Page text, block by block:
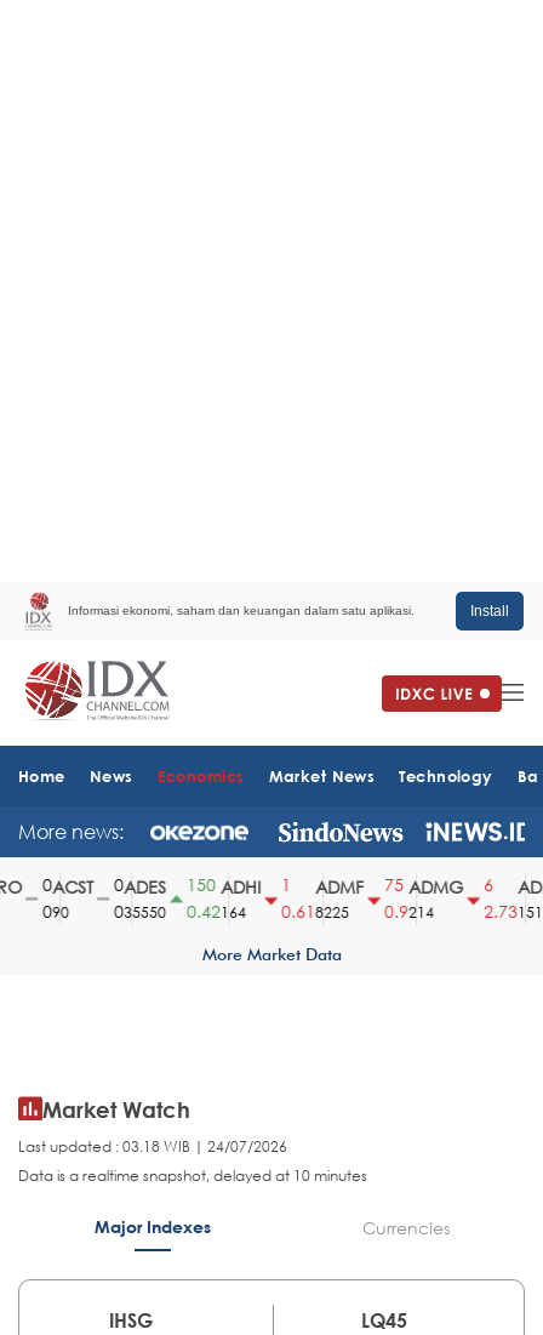
Informasi ekonomi, saham dan keuangan dalam satu aplikasi. Install
Home News Economics Market News Technology
More news:
ACST
90
ADES
35550
150
0.42
ADHI
164
0.61
ADMF
8225
75
0.9
ADMG
214
2.731510
More Market Data
Market Watch
Last updated : 03.18 WIB | 24/07/2026
Data is a realtime snapshot, delayed at 10 minutes
Major Indexes Currencies
IHSG
LQ45